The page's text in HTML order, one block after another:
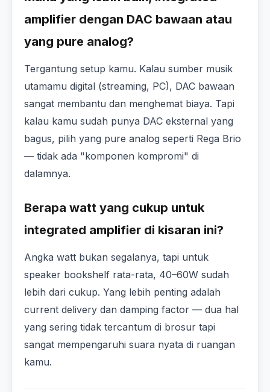
amplifier dengan DAC bawaan atau
yang pure analog?
Tergantung setup kamu. Kalau sumber musik
utamamu digital (streaming, PC), DAC bawaan
sangat membantu dan menghemat biaya. Tapi
kalau kamu sudah punya DAC eksternal yang
bagus, pilih yang pure analog seperti Rega Brio
— tidak ada "komponen kompromi" di
dalamnya.
Berapa watt yang cukup untuk
integrated amplifier di kisaran ini?
Angka watt bukan segalanya, tapi untuk
speaker bookshelf rata-rata, 40–60W sudah
lebih dari cukup. Yang lebih penting adalah
current delivery dan damping factor — dua hal
yang sering tidak tercantum di brosur tapi
sangat mempengaruhi suara nyata di ruangan
kamu.